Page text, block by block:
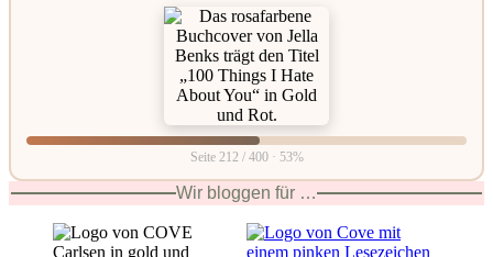
Seite 212 / 400 · 53%
Wir bloggen für …